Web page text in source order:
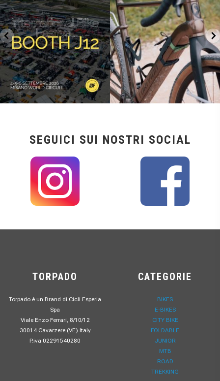
8 0
26 0
SEGUICI SUI NOSTRI SOCIAL
TORPADO
Torpado è un Brand di Cicli Esperia
Spa
Viale Enzo Ferrari, 8/10/12
30014 Cavarzere (VE) Italy
P.iva 02291540280
CATEGORIE
BIKES
E-BIKES
CITY BIKE
FOLDABLE
JUNIOR
MTB
ROAD
TREKKING